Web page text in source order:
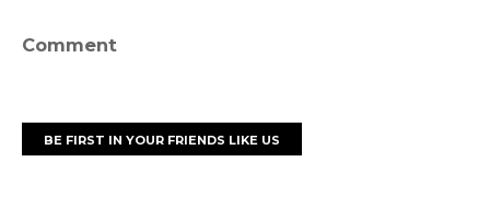
Comment
BE FIRST IN YOUR FRIENDS LIKE US